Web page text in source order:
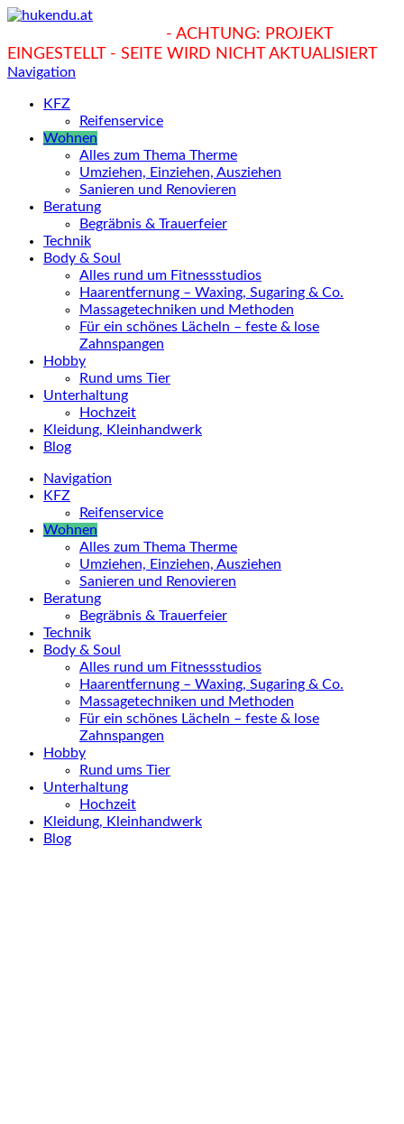
- ACHTUNG: PROJEKT
EINGESTELLT - SEITE WIRD NICHT AKTUALISIERT
Navigation
KFZ
Reifenservice
Wohnen
Alles zum Thema Therme
Umziehen, Einziehen, Ausziehen
Sanieren und Renovieren
Beratung
Begräbnis & Trauerfeier
Technik
Body & Soul
Alles rund um Fitnessstudios
Haarentfernung – Waxing, Sugaring & Co.
Massagetechniken und Methoden
Für ein schönes Lächeln – feste & lose
Zahnspangen
Hobby
Rund ums Tier
Unterhaltung
Hochzeit
Kleidung, Kleinhandwerk
Blog
Navigation
KFZ
Reifenservice
Wohnen
Alles zum Thema Therme
Umziehen, Einziehen, Ausziehen
Sanieren und Renovieren
Beratung
Begräbnis & Trauerfeier
Technik
Body & Soul
Alles rund um Fitnessstudios
Haarentfernung – Waxing, Sugaring & Co.
Massagetechniken und Methoden
Für ein schönes Lächeln – feste & lose
Zahnspangen
Hobby
Rund ums Tier
Unterhaltung
Hochzeit
Kleidung, Kleinhandwerk
Blog